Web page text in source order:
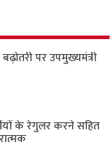
पर उपमुख्यमंत्री
के रेगुलर करने सहित